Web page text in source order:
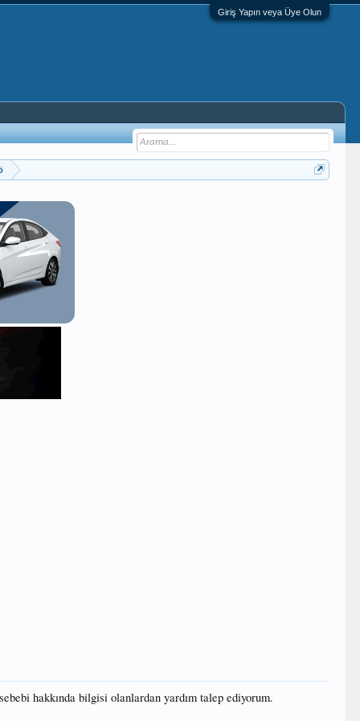
Giriş Yapın veya Üye Olun
hakkında bilgisi olanlardan yardım talep ediyorum.